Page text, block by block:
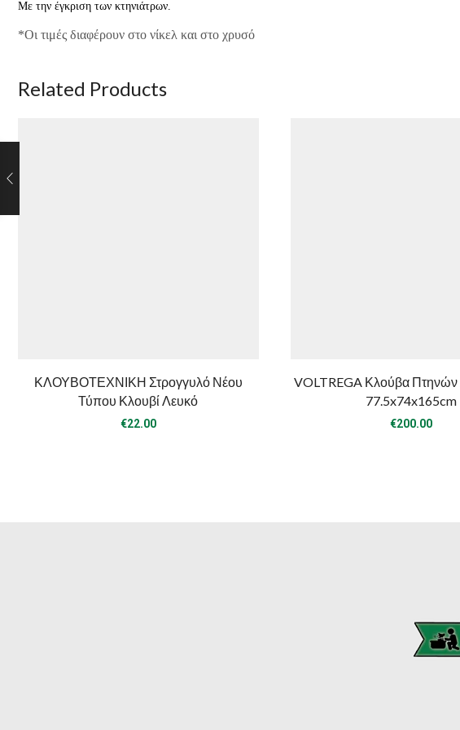
Με την έγκριση των κτηνιάτρων.
*Οι τιμές διαφέρουν στο νίκελ και στο χρυσό
Related Products
ΚΛΟΥΒΟΤΕΧΝΙΚΗ Στρογγυλό Νέου
Τύπου Κλουβί Λευκό
€22.00
VOLTREGA Κλούβα Πτηνών
77.5x74x165cm
€200.00